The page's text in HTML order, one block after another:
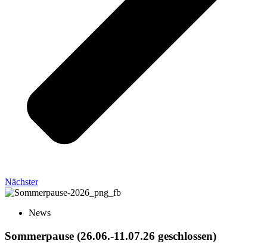
Nächster
News
Sommerpause (26.06.-11.07.26 geschlossen)